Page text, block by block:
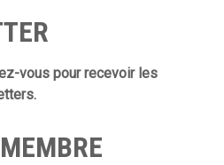
vous pour recevoir les